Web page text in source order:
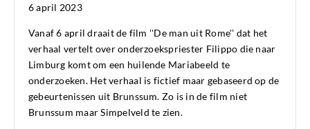
6 april 2023
Vanaf 6 april draait de film ''De man uit Rome'' dat het
verhaal vertelt over onderzoekspriester Filippo die naar
Limburg komt om een huilende Mariabeeld te
onderzoeken. Het verhaal is fictief maar gebaseerd op de
gebeurtenissen uit Brunssum. Zo is in de film niet
Brunssum maar Simpelveld te zien.